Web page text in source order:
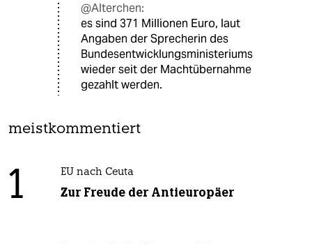
@Alterchen:
es sind 371 Millionen Euro, laut
Angaben der Sprecherin des
Bundesentwicklungsministeriums
wieder seit der Machtübernahme
gezahlt werden.
meistkommentiert
1 EU nach Ceuta
Zur Freude der Antieuropäer